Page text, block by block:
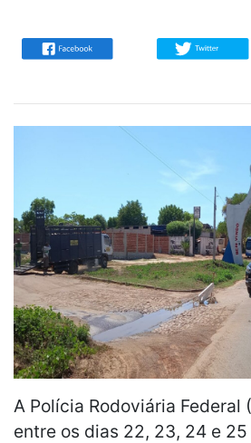
A Polícia Rodoviária Federal
entre os dias 22, 23, 24 e